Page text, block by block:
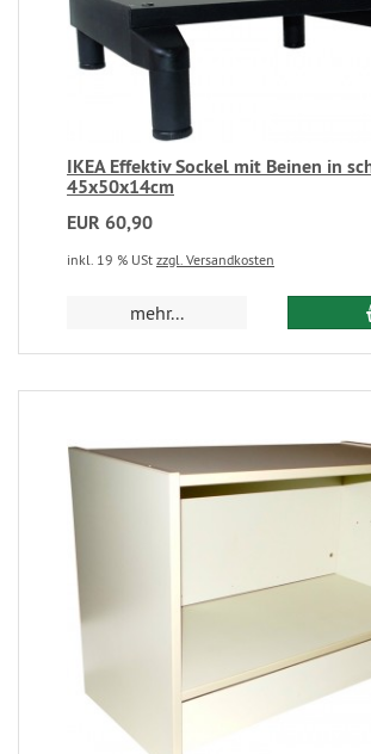
IKEA Effektiv Sockel mit Beinen in
45x50x14cm
EUR 60,90
inkl. 19 % USt zzgl. Versandkosten
mehr...